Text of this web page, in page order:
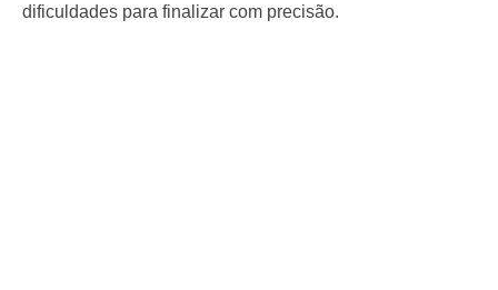
dificuldades para finalizar com precisão.